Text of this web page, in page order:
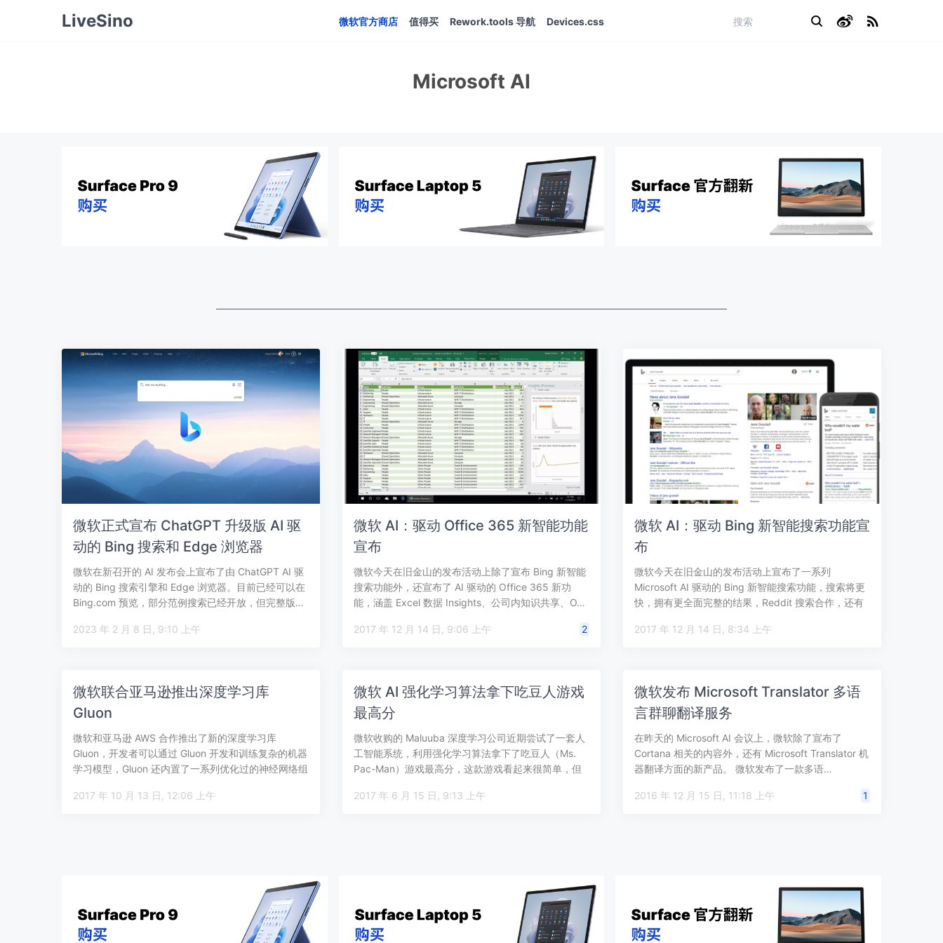
LiveSino 微软官方商店 值得买 Rework.tools 导航 Devices.css
Microsoft AI
微软正式宣布 ChatGPT 升级版 AI 驱
动的 Bing 搜索和 Edge 浏览器
微软在新召开的 AI 发布会上宣布了由 ChatGPT AI 驱
动的 Bing 搜索引擎和 Edge 浏览器。目前已经可以在
Bing.com 预览，部分范例搜索已经开放，但完整版…
2023 年 2 月 8 日, 9:10 上午
微软 AI：驱动 Office 365 新智能功能
宣布
微软今天在旧金山的发布活动上除了宣布 Bing 新智能
搜索功能外，还宣布了 AI 驱动的 Office 365 新功
能，涵盖 Excel 数据 Insights、公司内知识共享、O…
2017 年 12 月 14 日, 9:06 上午 2
微软 AI：驱动 Bing 新智能搜索功能宣
布
微软今天在旧金山的发布活动上宣布了一系列
Microsoft AI 驱动的 Bing 新智能搜索功能，搜索将更
快，拥有更全面完整的结果，Reddit 搜索合作，还有
2017 年 12 月 14 日, 8:34 上午
微软联合亚马逊推出深度学习库
Gluon
微软和亚马逊 AWS 合作推出了新的深度学习库
Gluon，开发者可以通过 Gluon 开发和训练复杂的机器
学习模型，Gluon 还内置了一系列优化过的神经网络组
2017 年 10 月 13 日, 12:06 上午
微软 AI 强化学习算法拿下吃豆人游戏
最高分
微软收购的 Maluuba 深度学习公司近期尝试了一套人
工智能系统，利用强化学习算法拿下了吃豆人（Ms.
Pac-Man）游戏最高分，这款游戏看起来很简单，但
2017 年 6 月 15 日, 9:13 上午
微软发布 Microsoft Translator 多语
言群聊翻译服务
在昨天的 Microsoft AI 会议上，微软除了宣布了
Cortana 相关的内容外，还有 Microsoft Translator 机
器翻译方面的新产品。 微软发布了一款多语…
2016 年 12 月 15 日, 11:18 上午 1